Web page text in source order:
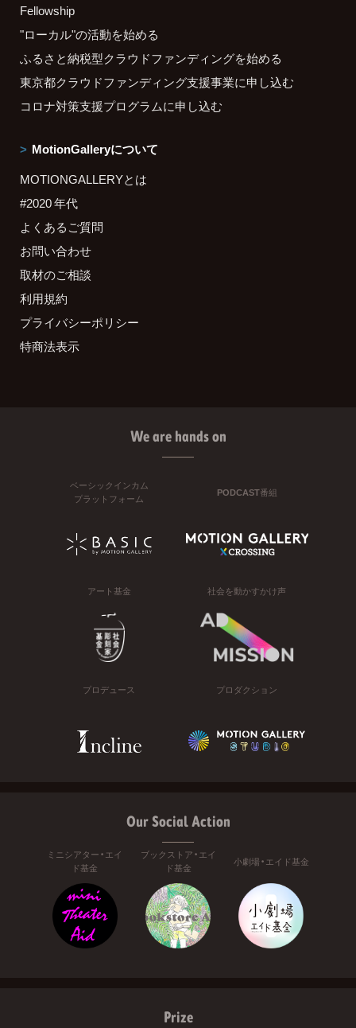
Fellowship
"ローカル"の活動を始める
ふるさと納税型クラウドファンディングを始める
東京都クラウドファンディング支援事業に申し込む
コロナ対策支援プログラムに申し込む
MotionGalleryについて
MOTIONGALLERYとは
#2020 年代
よくあるご質問
お問い合わせ
取材のご相談
利用規約
プライバシーポリシー
特商法表示
We are hands on
ベーシックインカム
プラットフォーム
PODCAST番組
アート基金 社会を動かすかけ声
プロデュース プロダクション
Our Social Action
ミニシアター・エイ
ド基金
ブックストア・エイ
ド基金
小劇場・エイド基金
Prize